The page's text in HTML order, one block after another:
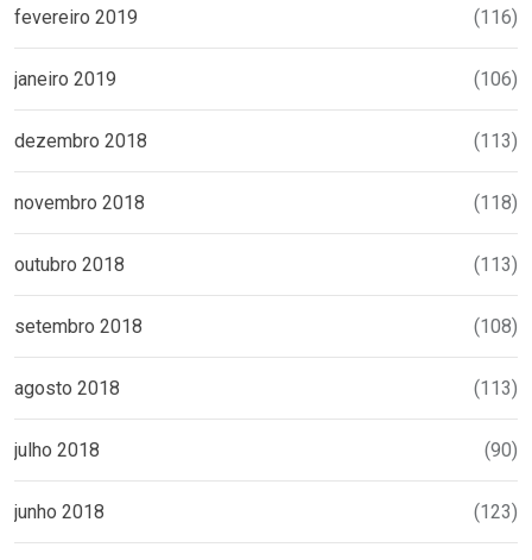
fevereiro 2019 (116)
janeiro 2019 (106)
dezembro 2018 (113)
novembro 2018 (118)
outubro 2018 (113)
setembro 2018 (108)
agosto 2018 (113)
julho 2018 (90)
junho 2018 (123)